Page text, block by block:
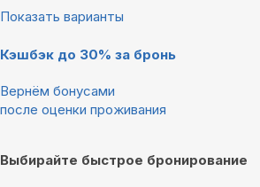
Показать варианты
Кэшбэк до 30% за бронь
Вернём бонусами
после оценки проживания
Выбирайте быстрое бронирование